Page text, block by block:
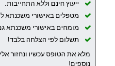
ייעוץ חינם וללא התחייבות.
מטפלים באישורי משכנתא
מומחים באישורי משכנתא
תשלום לפי הצלחה בלבד!
מלא את הטופס עכשיו ונחזור
נוספים!